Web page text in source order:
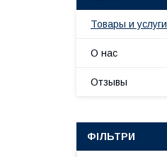
Товары и услуги
О нас
Отзывы
ФІЛЬТРИ